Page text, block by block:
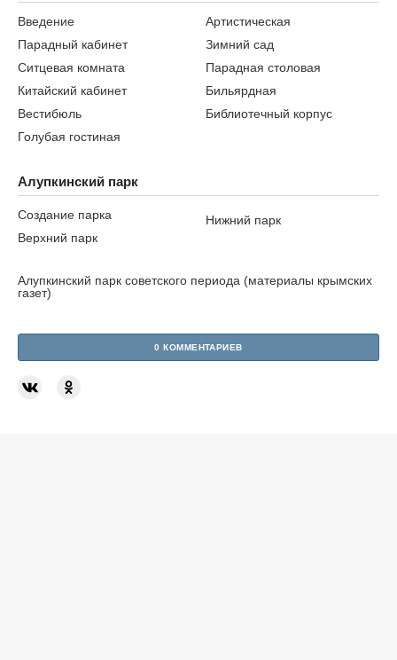
Введение
Парадный кабинет
Ситцевая комната
Китайский кабинет
Вестибюль
Голубая гостиная
Артистическая
Зимний сад
Парадная столовая
Бильярдная
Библиотечный корпус
Алупкинский парк
Создание парка
Верхний парк
Нижний парк
Алупкинский парк советского периода (материалы крымских
газет)
0 КОММЕНТАРИЕВ